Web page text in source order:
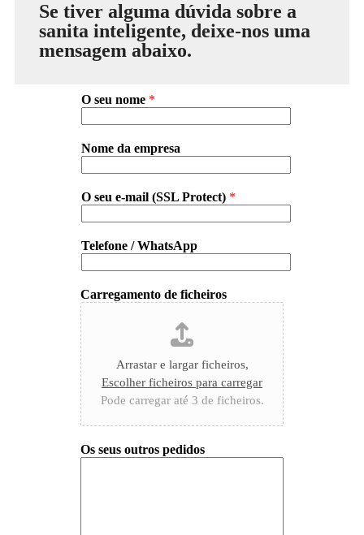
Se tiver alguma dúvida sobre a
sanita inteligente, deixe-nos uma
mensagem abaixo.
O seu nome *
Nome da empresa
O seu e-mail (SSL Protect) *
Telefone / WhatsApp
Carregamento de ficheiros
Arrastar e largar ficheiros,
Escolher ficheiros para carregar
Pode carregar até 3 de ficheiros.
Os seus outros pedidos